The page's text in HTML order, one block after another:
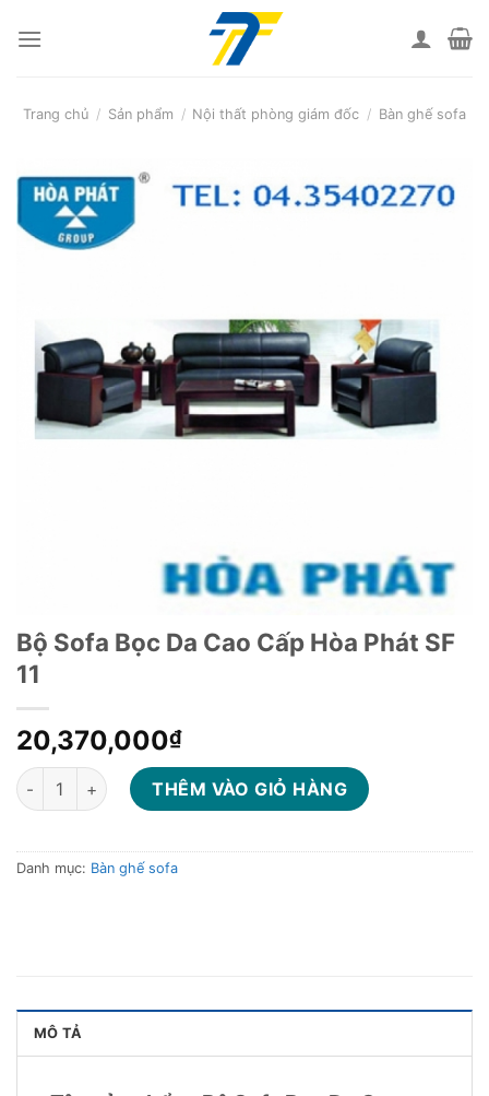
Trang chủ / Sản phẩm / Nội thất phòng giám đốc / Bàn ghế sofa
Bộ Sofa Bọc Da Cao Cấp Hòa Phát SF
11
20,370,000₫
Bộ Sofa Bọc Da Cao Cấp Hòa Phát SF 11 số lượng
THÊM VÀO GIỎ HÀNG
Danh mục: Bàn ghế sofa
MÔ TẢ